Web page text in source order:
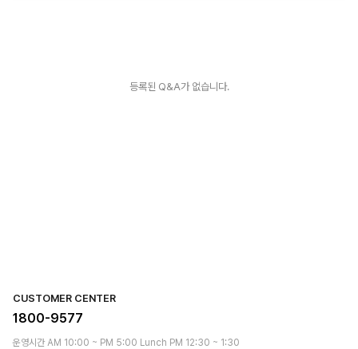
등록된 Q&A가 없습니다.
CUSTOMER CENTER
1800-9577
운영시간 AM 10:00 ~ PM 5:00 Lunch PM 12:30 ~ 1:30